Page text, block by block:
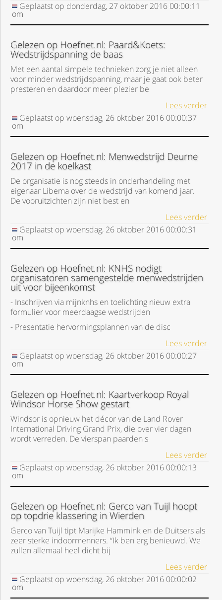
Geplaatst op donderdag, 27 oktober 2016 00:00:11
om
Gelezen op Hoefnet.nl: Paard&Koets:
Wedstrijdspanning de baas
Met een aantal simpele technieken zorg je niet alleen
voor minder wedstrijdspanning, maar je gaat ook beter
presteren en daardoor meer plezier be
Lees verder
Geplaatst opwoensdag, 26 oktober 2016 00:00:37
om
Gelezen op Hoefnet.nl: Menwedstrijd Deurne
2017 in de koelkast
De organisatie is nog steeds in onderhandeling met
eigenaar Libema over de wedstrijd van komend jaar.
De vooruitzichten zijn niet best en
Lees verder
Geplaatst opwoensdag, 26 oktober 2016 00:00:31
om
Gelezen op Hoefnet.nl: KNHS nodigt
organisatoren samengestelde menwedstrijden
uit voor bijeenkomst
- Inschrijven via mijnknhs en toelichting nieuw extra
formulier voor meerdaagse wedstrijden
- Presentatie hervormingsplannen van de disc
Lees verder
Geplaatst opwoensdag, 26 oktober 2016 00:00:27
om
Gelezen op Hoefnet.nl: Kaartverkoop Royal
Windsor Horse Show gestart
Windsor is opnieuw het décor van de Land Rover
International Driving Grand Prix, die over vier dagen
wordt verreden. De vierspan paarden s
Lees verder
Geplaatst opwoensdag, 26 oktober 2016 00:00:13
om
Gelezen op Hoefnet.nl: Gerco van Tuijl hoopt
op topdrie klassering in Wierden
Gerco van Tuijl tipt Marijke Hammink en de Duitsers als
zeer sterke indoormenners. “Ik ben erg benieuwd. We
zullen allemaal heel dicht bij
Lees verder
Geplaatst opwoensdag, 26 oktober 2016 00:00:02
om